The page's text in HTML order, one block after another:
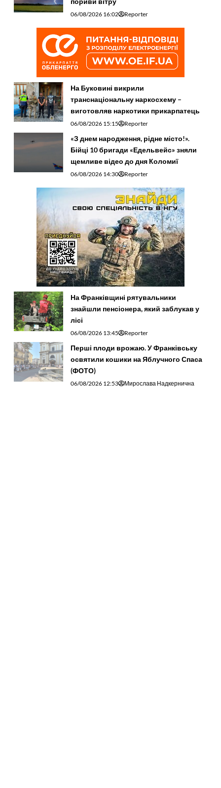
06/08/2026 16:02 Reporter
На Буковині викрили
транснаціональну наркосхему –
виготовляв наркотики прикарпатець
06/08/2026 15:15 Reporter
«З днем народження, рідне місто!».
Бійці 10 бригади «Едельвейс» зняли
щемливе відео до дня Коломиї
06/08/2026 14:30 Reporter
На Франківщині рятувальники
знайшли пенсіонера, який заблукав у
лісі
06/08/2026 13:45 Reporter
Перші плоди врожаю. У Франківську
освятили кошики на Яблучного Спаса
(ФОТО)
06/08/2026 12:53 Мирослава Надкернична